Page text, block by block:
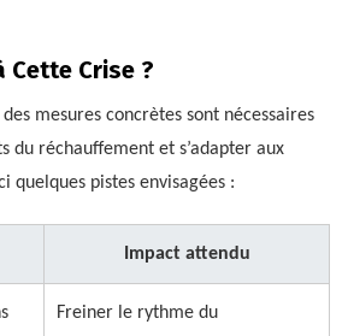
Cette Crise ?
mesures concrètes sont nécessaires
du réchauffement et s’adapter aux
quelques pistes envisagées :
Impact attendu
Freiner le rythme du